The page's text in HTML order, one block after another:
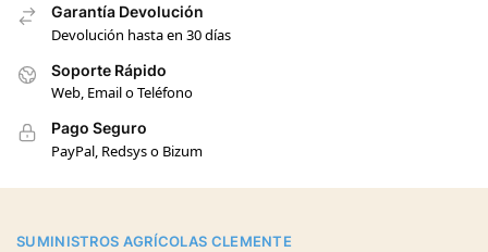
Garantía Devolución
Devolución hasta en 30 días
Soporte Rápido
Web, Email o Teléfono
Pago Seguro
PayPal, Redsys o Bizum
SUMINISTROS AGRÍCOLAS CLEMENTE